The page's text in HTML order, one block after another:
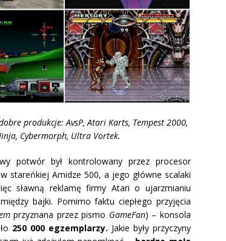
produkcje: AvsP, Atari Karts, Tempest 2000,
Cybermorph, Ultra Vortek.
potwór był kontrolowany przez procesor
stareńkiej Amidze 500, a jego główne scalaki
sławną reklamę firmy Atari o ujarzmianiu
bajki. Pomimo faktu ciepłego przyjęcia
przyznana przez pismo GameFan) – konsola
250 000 egzemplarzy. Jakie były przyczyny